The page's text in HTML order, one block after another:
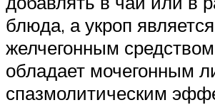
блюда, а укроп
желчегонным
обладает мочегонным
спазмолитическим